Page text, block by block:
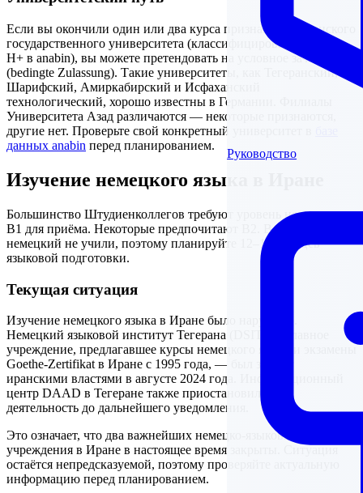
Руководство
Если вы окончили один или два курса признанного иранского
государственного университета (классифицированного как
H+ в anabin), вы можете претендовать на условное зачисление
(bedingte Zulassung). Такие университеты, как Тегеранский,
Шарифский, Амиркабирский и Исфаханский
технологический, хорошо известны в Германии. Филиалы
Университета Азад различаются — некоторые признаются,
другие нет. Проверьте свой конкретный университет в
данных anabin перед планированием.
Изучение немецкого языка в Иране
Большинство Штудиенколлегов требуют уровень немецкого
B1 для приёма. Некоторые предпочитают B2. В школе вы
немецкий не учили, поэтому планируйте 12–18 месяцев
языковой подготовки.
Текущая ситуация
Изучение немецкого языка в Иране было нарушено.
Немецкий языковой институт Тегерана (DSIT) — главное
учреждение, предлагавшее курсы немецкого языка и экзамены
Goethe-Zertifikat в Иране с 1995 года, — был закрыт
иранскими властями в августе 2024 года. Информационный
центр DAAD в Тегеране также приостановил свою
деятельность до дальнейшего уведомления.
Это означает, что два важнейших немецко-языковых
учреждения в Иране в настоящее время закрыты. Ситуация
остаётся непредсказуемой, поэтому проверяйте актуальную
информацию перед планированием.